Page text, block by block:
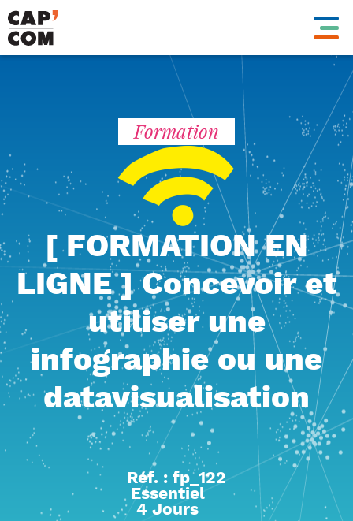
Aller
au
contenu
principal
Formation
[ FORMATION EN
LIGNE ] Concevoir et
utiliser une
infographie ou une
datavisualisation
Réf. : fp_122
Essentiel
4 Jours